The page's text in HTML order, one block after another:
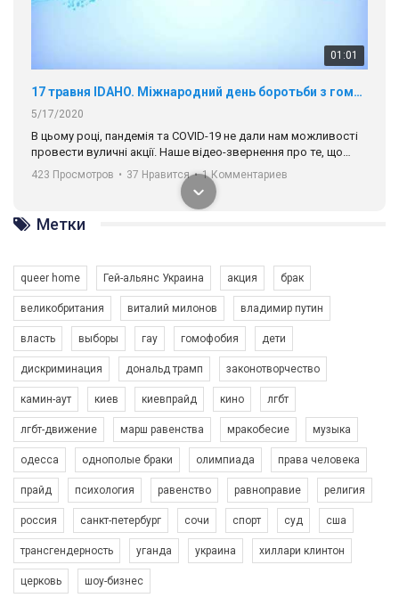
01:01
17 травня IDAHO. Міжнародний день боротьби з гомофобією трансфобією і біфобія.
5/17/2020
В цьому році, пандемія та COVІD-19 не дали нам можливості
провести вуличні акції. Наше відео-звернення про те, що
навіть коли ми у різних містах та не можемо зустрінеться, ми
разом. Ми закликаємо всіх хто поділяє цінності рівності та
солідарності, приєднатися до нас. Регіональні підрозділи
ГАУ є в 16 областях України.
Разом наш голос лунає гучніше!
423 Просмотров • 37 Нравится • 1 Комментариев
Зупинимо насильство проти ЛГБТ в Україні! Stop violence against LGBT in Ukraine!
6/30/2017
Емоційний та вражаючий промо-ролік на конкурс PACT, який
представляє програму "Гей-альянс Україна" з протидії
насильству проти ЛГБТ в Україні.
Ми просимо вашої підтримки, щоб реалізувати нашу
програму з боротьби з насильством проти ЛГБТ в Україні.
Якщо ти хочеш підтримати нас - просто натисни "лайк" під
1.9K Просмотров • 226 Нравится • 5 Комментариев
Метки
queer home Гей-альянс Украина акция брак
великобритания виталий милонов владимир путин
власть выборы гау гомофобия дети
дискриминация дональд трамп законотворчество
камин-аут киев киевпрайд кино лгбт
лгбт-движение марш равенства мракобесие музыка
одесса однополые браки олимпиада права человека
прайд психология равенство равноправие религия
россия санкт-петербург сочи спорт суд сша
трансгендерность уганда украина хиллари клинтон
церковь шоу-бизнес